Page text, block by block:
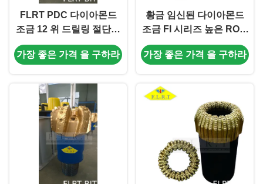
FLRT PDC 다이아몬드
조금 12 위 드릴링 절단기
API-7-1 기준을 가진 1/4
FS19053I
가장 좋은 가격 을 구하라
황금 임신된 다이아몬드
조금 FI 시리즈 높은 ROP/
높이 WOB API 7-1 기준
가장 좋은 가격 을 구하라